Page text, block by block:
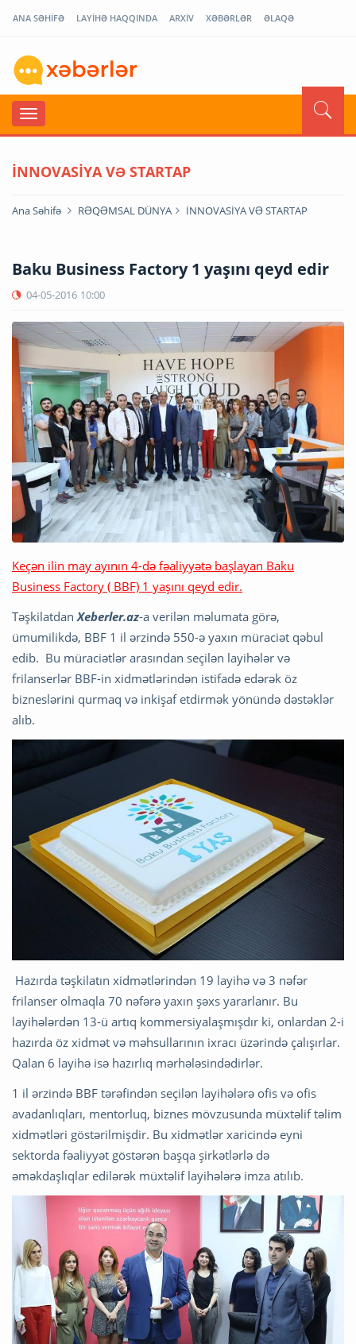
ANA SƏHİFƏ LAYİHƏ HAQQINDA ARXİV XƏBƏRLƏR ƏLAQƏ
İNNOVASİYA VƏ STARTAP
Ana Səhifə RƏQƏMSAL DÜNYA İNNOVASİYA VƏ STARTAP
Baku Business Factory 1 yaşını qeyd edir
04-05-2016 10:00
Keçən ilin may ayının 4-də fəaliyyətə başlayan Baku
Business Factory ( BBF) 1 yaşını qeyd edir.
Təşkilatdan Xeberler.az-a verilən məlumata görə,
ümumilikdə, BBF 1 il ərzində 550-ə yaxın müraciət qəbul
edib. Bu müraciətlər arasından seçilən layihələr və
frilanserlər BBF-in xidmətlərindən istifadə edərək öz
bizneslərini qurmaq və inkişaf etdirmək yönündə dəstəklər
alıb.
Hazırda təşkilatın xidmətlərindən 19 layihə və 3 nəfər
frilanser olmaqla 70 nəfərə yaxın şəxs yararlanır. Bu
layihələrdən 13-ü artıq kommersiyalaşmışdır ki, onlardan 2-i
hazırda öz xidmət və məhsullarının ixracı üzərində çalışırlar.
Qalan 6 layihə isə hazırlıq mərhələsindədirlər.
1 il ərzində BBF tərəfindən seçilən layihələrə ofis və ofis
avadanlıqları, mentorluq, biznes mövzusunda müxtəlif təlim
xidmətləri göstərilmişdir. Bu xidmətlər xaricində eyni
sektorda fəaliyyət göstərən başqa şirkətlərlə də
əməkdaşlıqlar edilərək müxtəlif layihələrə imza atılıb.